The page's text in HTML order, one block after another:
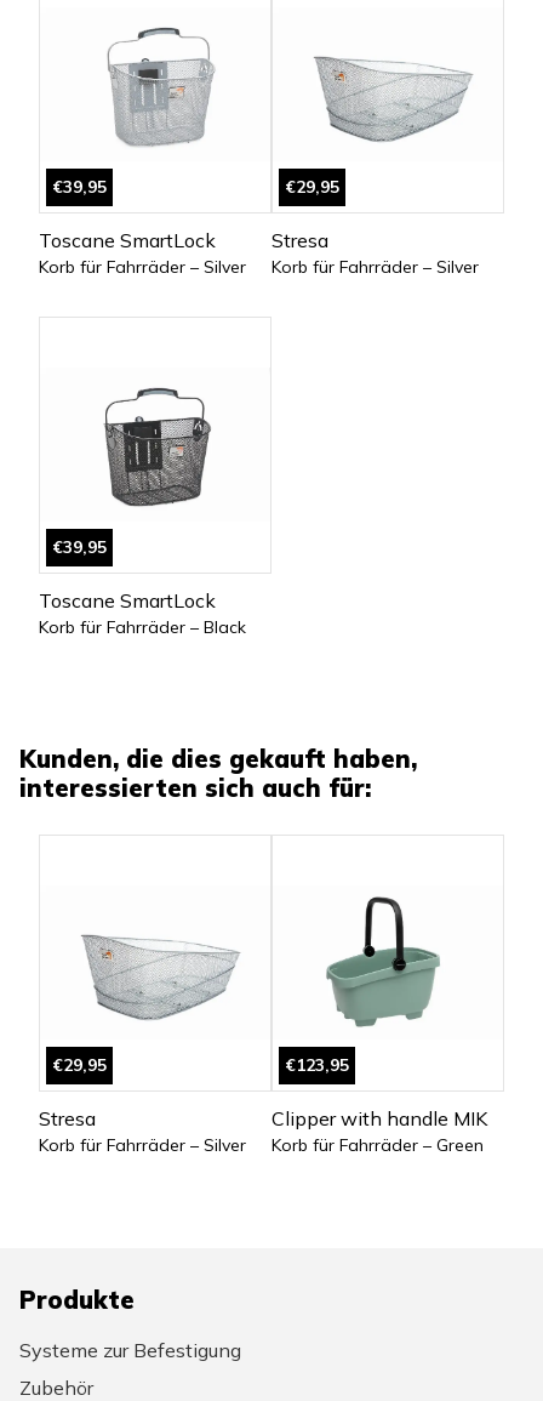
€39,95
Toscane SmartLock
Korb für Fahrräder – Silver
€29,95
Stresa
Korb für Fahrräder – Silver
€39,95
Toscane SmartLock
Korb für Fahrräder – Black
Kunden, die dies gekauft haben,
interessierten sich auch für:
€29,95
Stresa
Korb für Fahrräder – Silver
€123,95
Clipper with handle MIK
Korb für Fahrräder – Green
Produkte
Systeme zur Befestigung
Zubehör